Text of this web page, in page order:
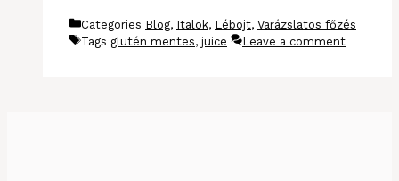
Categories Blog, Italok, Léböjt, Varázslatos főzés
Tags glutén mentes, juice Leave a comment